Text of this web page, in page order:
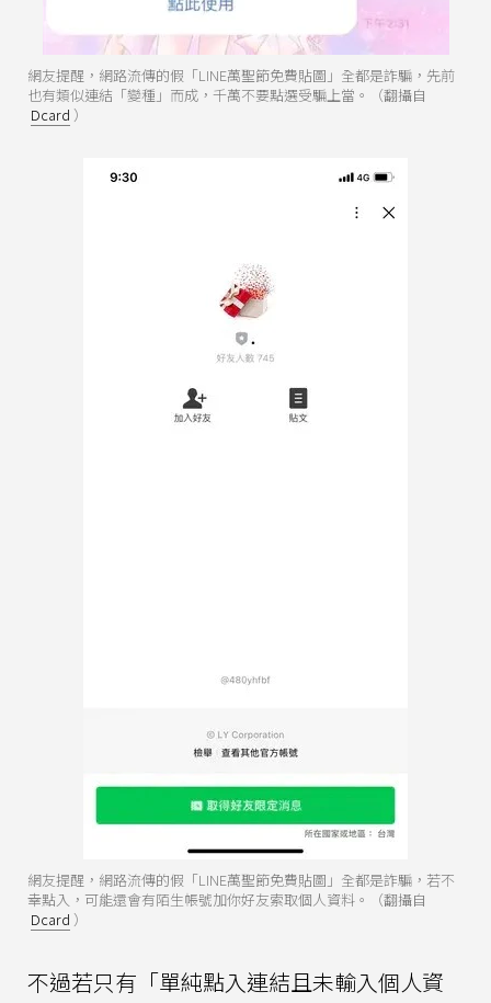
網友提醒，網路流傳的假「LINE萬聖節免費貼圖」全都是詐騙，先前
也有類似連結「變種」而成，千萬不要點選受騙上當。（翻攝自
Dcard ）
網友提醒，網路流傳的假「LINE萬聖節免費貼圖」全都是詐騙，若不
幸點入，可能還會有陌生帳號加你好友索取個人資料。（翻攝自
Dcard ）
不過若只有「單純點入連結且未輸入個人資